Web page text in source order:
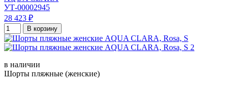
УТ-00002945
28 423 ₽
В корзину
в наличии
Шорты пляжные (женские)